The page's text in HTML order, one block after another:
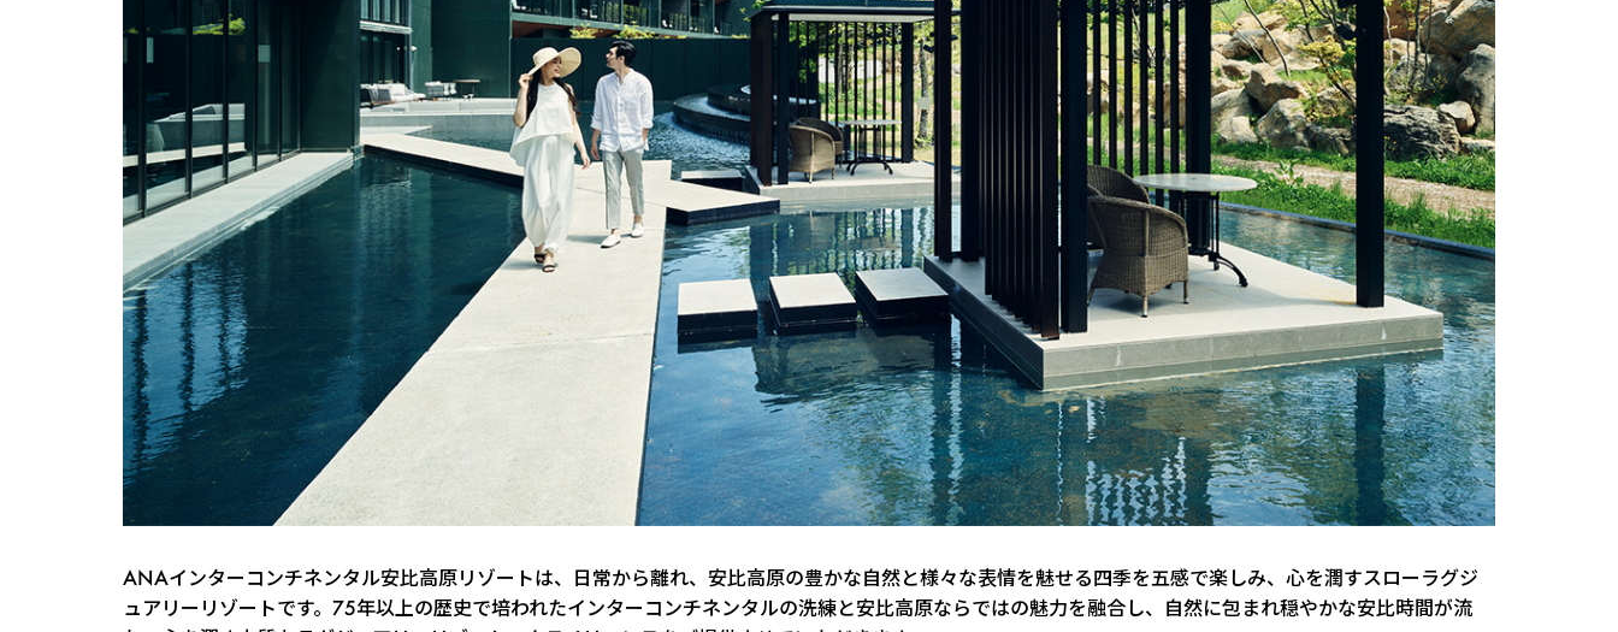
ANAインターコンチネンタル安比高原リゾートは、日常から離れ、安比高原の豊かな自然と様々な表情を魅せる四季を五感で楽しみ、心を潤すスローラグジ
ュアリーリゾートです。75年以上の歴史で培われたインターコンチネンタルの洗練と安比高原ならではの魅力を融合し、自然に包まれ穏やかな安比時間が流